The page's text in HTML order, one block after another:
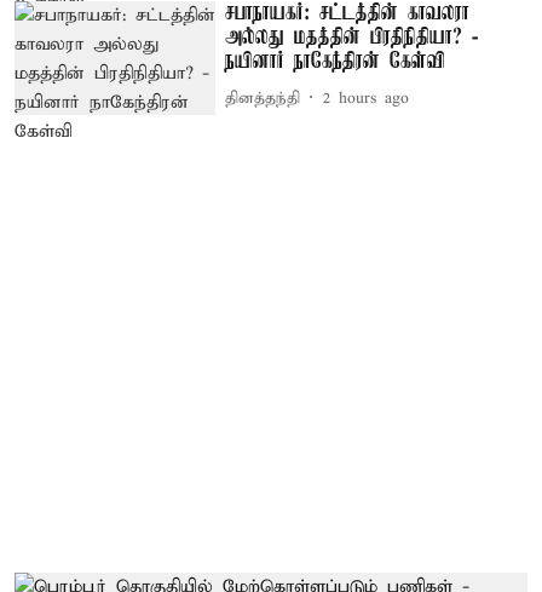
சபாநாயகர்: சட்டத்தின் காவலரா
அல்லது மதத்தின் பிரதிநிதியா? -
நயினார் நாகேந்திரன் கேள்வி
தினத்தந்தி 2 hours ago